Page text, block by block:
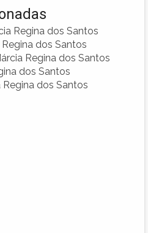
Regina dos Santos
dos Santos
Regina dos Santos
dos Santos
dos Santos